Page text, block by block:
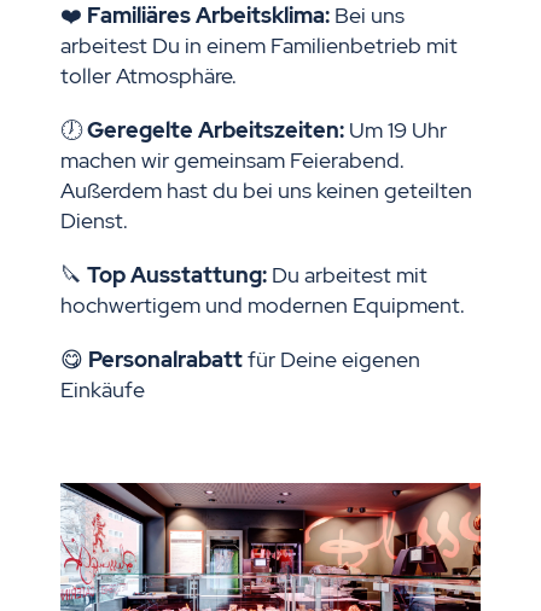
❤️ Familiäres Arbeitsklima: Bei uns
arbeitest Du in einem Familienbetrieb mit
toller Atmosphäre.
🕖Geregelte Arbeitszeiten: Um 19 Uhr
machen wir gemeinsam Feierabend.
Außerdem hast du bei uns keinen geteilten
Dienst.
🔪 Top Ausstattung: Du arbeitest mit
hochwertigem und modernen Equipment.
😋 Personalrabattfür Deine eigenen
Einkäufe